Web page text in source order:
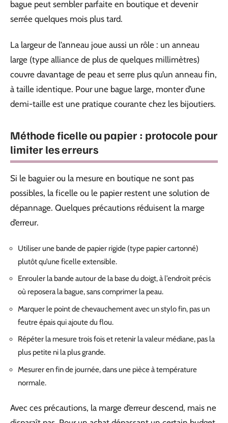
bague peut sembler parfaite en boutique et devenir
serrée quelques mois plus tard.
La largeur de l’anneau joue aussi un rôle : un anneau
large (type alliance de plus de quelques millimètres)
couvre davantage de peau et serre plus qu’un anneau fin,
à taille identique. Pour une bague large, monter d’une
demi-taille est une pratique courante chez les bijoutiers.
Méthode ficelle ou papier : protocole pour
limiter les erreurs
Si le baguier ou la mesure en boutique ne sont pas
possibles, la ficelle ou le papier restent une solution de
dépannage. Quelques précautions réduisent la marge
d’erreur.
Utiliser une bande de papier rigide (type papier cartonné)
plutôt qu’une ficelle extensible.
Enrouler la bande autour de la base du doigt, à l’endroit précis
où reposera la bague, sans comprimer la peau.
Marquer le point de chevauchement avec un stylo fin, pas un
feutre épais qui ajoute du flou.
Répéter la mesure trois fois et retenir la valeur médiane, pas la
plus petite ni la plus grande.
Mesurer en fin de journée, dans une pièce à température
normale.
Avec ces précautions, la marge d’erreur descend, mais ne